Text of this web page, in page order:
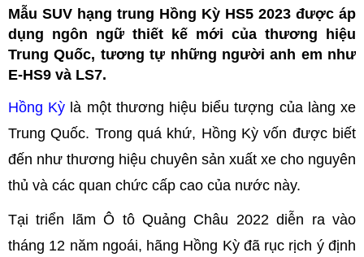
Mẫu SUV hạng trung Hồng Kỳ HS5 2023 được áp
dụng ngôn ngữ thiết kế mới của thương hiệu
Trung Quốc, tương tự những người anh em như
E-HS9 và LS7.
Hồng Kỳ là một thương hiệu biểu tượng của làng xe
Trung Quốc. Trong quá khứ, Hồng Kỳ vốn được biết
đến như thương hiệu chuyên sản xuất xe cho nguyên
thủ và các quan chức cấp cao của nước này.
Tại triển lãm Ô tô Quảng Châu 2022 diễn ra vào
tháng 12 năm ngoái, hãng Hồng Kỳ đã rục rịch ý định